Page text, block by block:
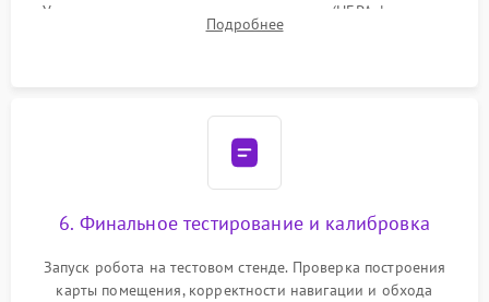
Установка новых расходных материалов (HEPA-фильтров,
микрофибры, щеток). Надежная фиксация разъемов и
Подробнее
6. Финальное тестирование и калибровка
Запуск робота на тестовом стенде. Проверка построения
карты помещения, корректности навигации и обхода